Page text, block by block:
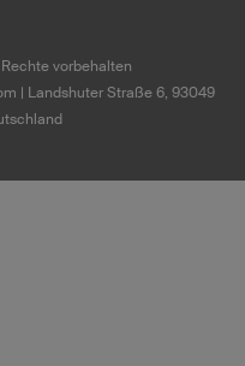
vorbehalten
| Landshuter Straße 6, 93049